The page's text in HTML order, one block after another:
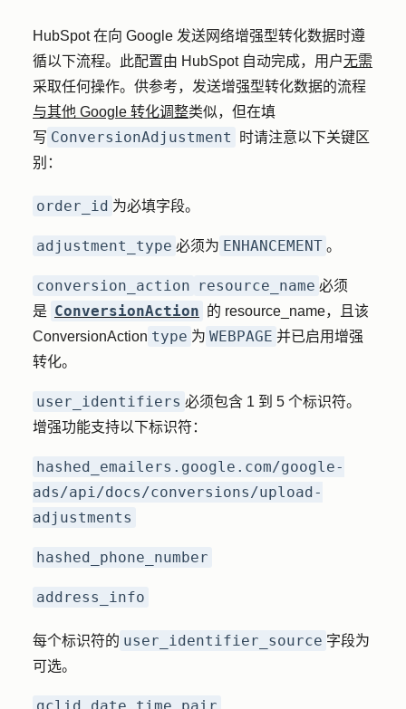
HubSpot 在向 Google 发送网络增强型转化数据时遵
循以下流程。此配置由 HubSpot 自动完成，用户无需
采取任何操作。供参考，发送增强型转化数据的流程
与其他 Google 转化调整类似，但在填
写 ConversionAdjustment
时请注意以下关键区
别：
order_id 为必填字段。
adjustment_type 必须为 ENHANCEMENT 。
conversion_action resource_name 必须
是 ConversionAction 的 resource_name，且该
ConversionAction type 为 WEBPAGE 并已启用增强
转化。
user_identifiers 必须包含 1 到 5 个标识符。
增强功能支持以下标识符：
hashed_emailers.google.com/google-
ads/api/docs/conversions/upload-
adjustments
hashed_phone_number
address_info
每个标识符的 user_identifier_source 字段为
可选。